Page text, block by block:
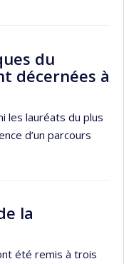
du
décernées à
les lauréats du plus
d’un parcours
la
été remis à trois